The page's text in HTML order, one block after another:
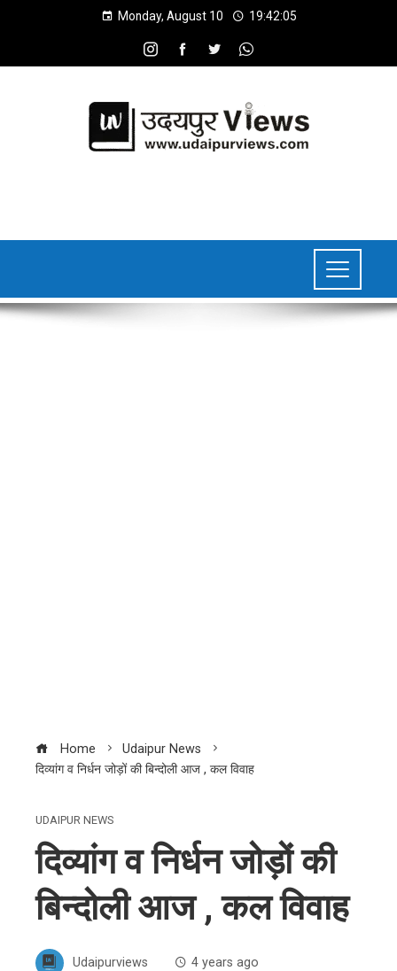
Monday, August 10 19:42:06
Home
Udaipur News
दिव्यांग व निर्धन जोड़ों की बिन्दोली आज , कल विवाह
UDAIPUR NEWS
दिव्यांग व निर्धन जोड़ों की
बिन्दोली आज , कल विवाह
Udaipurviews 4 years ago